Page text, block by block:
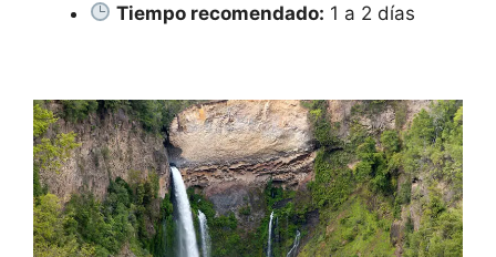
Tiempo recomendado: 1 a 2 días